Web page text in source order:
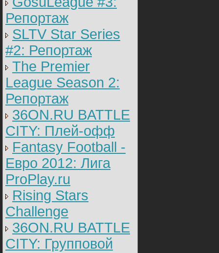
Репортаж
SLTV Star Series
#2: Репортаж
The Premier
League Season 2:
Репортаж
36ON.RU BATTLE
CITY: Плей-офф
Fantasy Football -
Евро 2012: Лига
ProPlay.ru
Rising Stars
Challenge
36ON.RU BATTLE
CITY: Групповой